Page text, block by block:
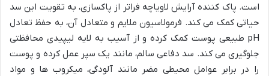
است. پاک کننده آرایش لاویاچه فراتر از پاکسازی، به تقویت این سد
حیاتی کمک می کند. فرمولاسیون ملایم و متعادل آن، به حفظ تعادل
pH طبیعی پوست کمک کرده و از آسیب به لایه لیپیدی محافظتی
جلوگیری می کند. سد دفاعی سالم، مانند یک سپر عمل کرده و پوست
را در برابر عوامل محیطی مضر مانند آلودگی، میکروب ها و مواد